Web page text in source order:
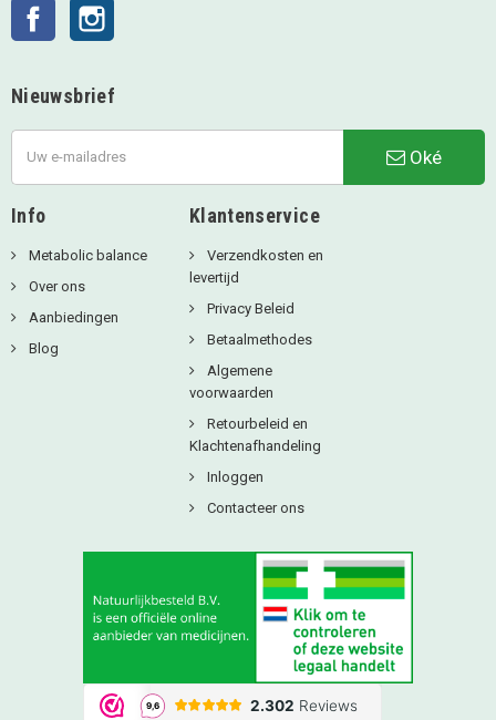
Facebook
Nieuwsbrief
Oké
Info
Metabolic balance
Over ons
Aanbiedingen
Blog
Klantenservice
Verzendkosten en
levertijd
Privacy Beleid
Betaalmethodes
Algemene
voorwaarden
Retourbeleid en
Klachtenafhandeling
Inloggen
Contacteer ons